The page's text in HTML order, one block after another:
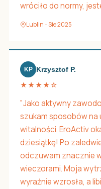
wróciło do normy,
Lublin - Sie 2025
KP Krzysztof P.
★★★★☆
"Jako aktywny
szukam sposobów na
witalności. EroActiv
dziesiątkę! Po
odczuwam znacznie
wieczorami. Moja
wyraźnie wzrosła, a